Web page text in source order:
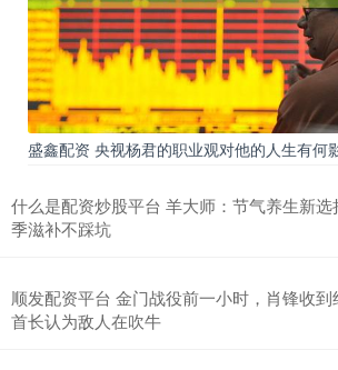
盛鑫配资 央视杨君的职业观对他的人生有何
什么是配资炒股平台 羊大师：节气养生新
季滋补不踩坑
顺发配资平台 金门战役前一小时，肖锋收
首长认为敌人在吹牛